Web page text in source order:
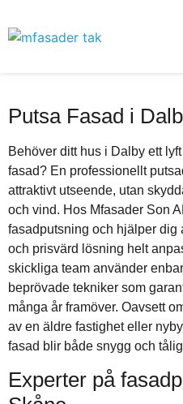
Putsa Fasad i
Behöver ditt hus i Dalby ett
fasad? En professionellt
attraktivt utseende, utan
och vind. Hos Mfasader Son
fasadputsning och hjälper dig
och prisvärd lösning helt
skickliga team använder
beprövade tekniker som
många år framöver. Oavsett
av en äldre fastighet eller
fasad blir både snygg och
Experter på